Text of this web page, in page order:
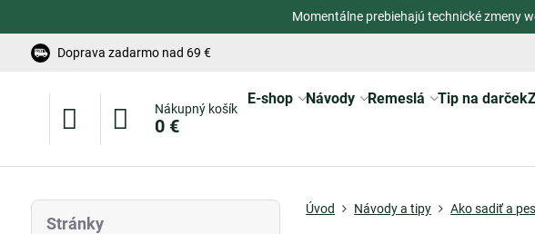
Momentálne prebiehajú technické zmeny
Doprava zadarmo nad 69 €
Nákupný košík
0 €
E-shop Návody Remeslá Tip na darček
Úvod Návody a tipy Ako sadiť a
Stránky